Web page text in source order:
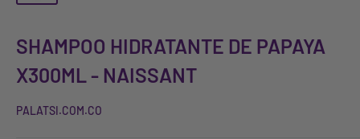
SHAMPOO HIDRATANTE DE PAPAYA
X300ML - NAISSANT
PALATSI.COM.CO